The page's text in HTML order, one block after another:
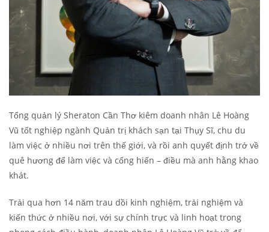
Tổng quản lý Sheraton Cần Thơ kiêm doanh nhân Lê Hoàng
Vũ tốt nghiệp ngành Quản trị khách sạn tại Thụy Sĩ, chu du
làm việc ở nhiều nơi trên thế giới, và rồi anh quyết định trở về
quê hương để làm việc và cống hiến – điều mà anh hằng khao
khát.
Trải qua hơn 14 năm trau dồi kinh nghiệm, trải nghiệm và
kiến thức ở nhiều nơi, với sự chính trực và linh hoạt trong